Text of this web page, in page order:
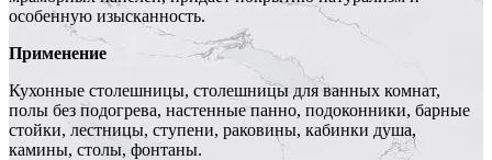
особенную изысканность.
Применение
Кухонные столешницы, столешницы для ванных комнат,
полы без подогрева, настенные панно, подоконники, барные
стойки, лестницы, ступени, раковины, кабинки душа,
камины, столы, фонтаны.